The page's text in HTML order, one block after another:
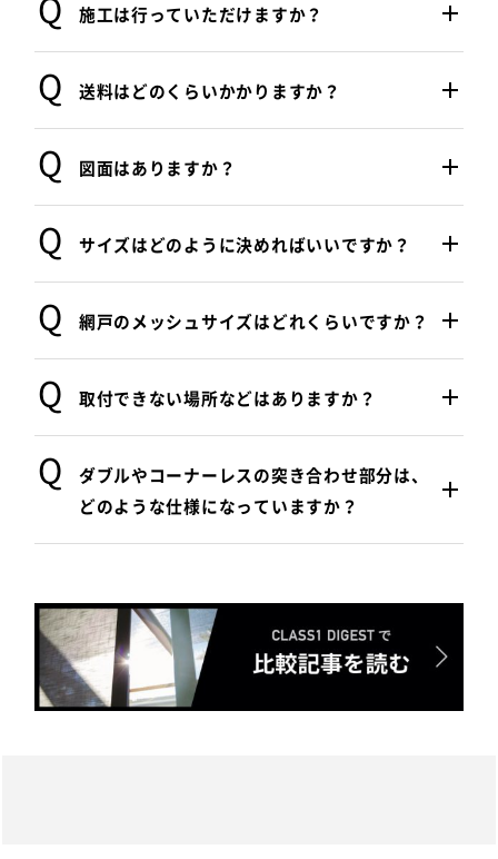
施工は行っていただけますか？
す。
難しい場合はご相談ください。
送料はどのくらいかかりますか？
航空便の送料が必要です。
サイズによって異なりますので、詳しくはお
図面はありますか？
そのほかのタイプは、お問い合わせくださ
い。
サイズはどのように決めればいいですか？
いません。
ご注文時には、正確なサイズを測っていただ
なお、床・壁にボックスを埋め込むかによっ
て、採寸方法が異なります。
らせください。
(設計図面をお送りいただけるとスムーズで
す。)
網戸のメッシュサイズはどれくらいですか？
しますので、一度お問い合わせください。
取付できない場所などはありますか？
す。取り付け可能かご不安な方は、図面を送
っていただければ当社にて取り付け可否をご
確認します。お気軽にご相談ください。
ダブルやコーナーレスの突き合わせ部分は、
どのような仕様になっていますか？
い。